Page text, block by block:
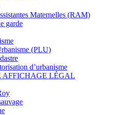
Maternelles (RAM)
garde
(PLU)
d’urbanisme
AFFICHAGE LÉGAL